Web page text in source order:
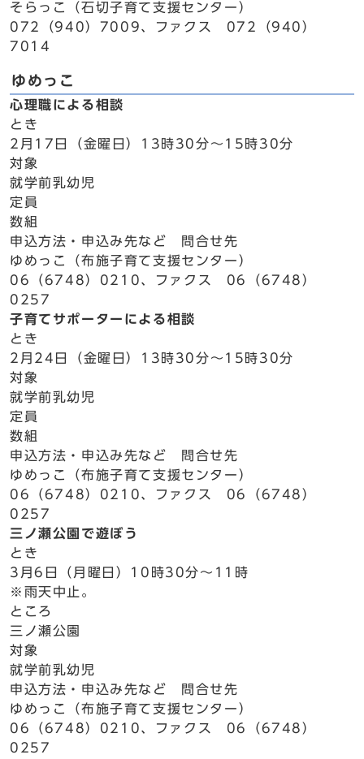
そらっこ（石切子育て支援センター）
072（940）7009、ファクス 072（940）
7014
ゆめっこ
心理職による相談
とき
2月17日（金曜日）13時30分～15時30分
対象
就学前乳幼児
定員
数組
申込方法・申込み先など 問合せ先
ゆめっこ（布施子育て支援センター）
06（6748）0210、ファクス 06（6748）
0257
子育てサポーターによる相談
とき
2月24日（金曜日）13時30分～15時30分
対象
就学前乳幼児
定員
数組
申込方法・申込み先など 問合せ先
ゆめっこ（布施子育て支援センター）
06（6748）0210、ファクス 06（6748）
0257
三ノ瀬公園で遊ぼう
とき
3月6日（月曜日）10時30分～11時
※雨天中止。
ところ
三ノ瀬公園
対象
就学前乳幼児
申込方法・申込み先など 問合せ先
ゆめっこ（布施子育て支援センター）
06（6748）0210、ファクス 06（6748）
0257